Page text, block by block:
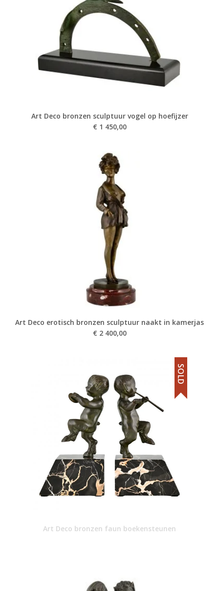
Art Deco bronzen sculptuur vogel op hoefijzer
€ 1 450,00
Art Deco erotisch bronzen sculptuur naakt in kamerjas
€ 2 400,00
Art Deco bronzen faun boekensteunen
SOLD